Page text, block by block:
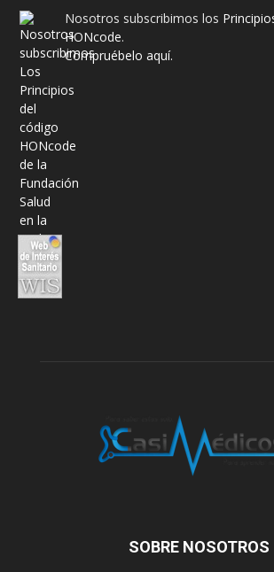
Nosotros subscribimos los
HONcode.
Compruébelo aquí.
SOBRE NOSOTROS